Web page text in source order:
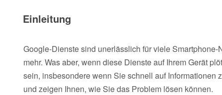
Einleitung
Google-Dienste sind unerlässlich für viele
mehr. Was aber, wenn diese Dienste auf Ihrem Gerät
sein, insbesondere wenn Sie schnell auf Informationen
und zeigen Ihnen, wie Sie das Problem lösen können.